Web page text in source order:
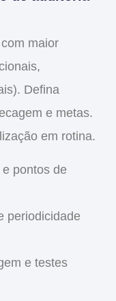
maior
Defina
e metas.
em rotina.
pontos de
periodicidade
e testes